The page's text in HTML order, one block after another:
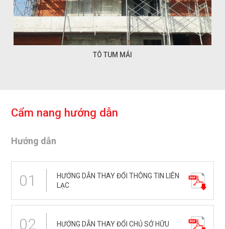
TÔ TUM MÁI
Cẩm nang hướng dẫn
Hướng dẫn
01
HƯỚNG DẪN THAY ĐỔI THÔNG TIN LIÊN
LẠC
02 HƯỚNG DẪN THAY ĐỔI CHỦ SỞ HỮU